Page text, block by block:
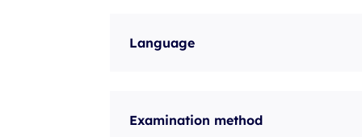
Language
Examination method